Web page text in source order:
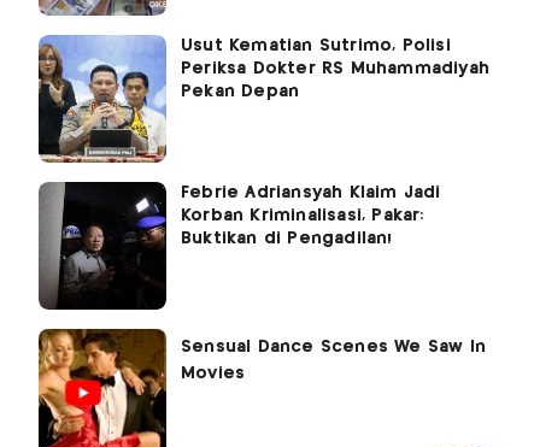
Usut Kematian Sutrimo, Polisi
Periksa Dokter RS Muhammadiyah
Pekan Depan
Febrie Adriansyah Klaim Jadi
Korban Kriminalisasi, Pakar:
Buktikan di Pengadilan!